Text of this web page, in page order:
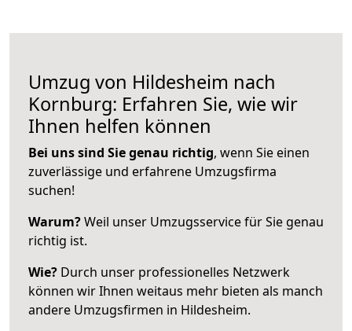
Umzug von Hildesheim nach
Kornburg: Erfahren Sie, wie wir
Ihnen helfen können
Bei uns sind Sie genau richtig, wenn Sie einen
zuverlässige und erfahrene Umzugsfirma
suchen!
Warum?Weil unser Umzugsservice für Sie genau
richtig ist.
Wie? Durch unser professionelles Netzwerk
können wir Ihnen weitaus mehr bieten als manch
andere Umzugsfirmen in Hildesheim.